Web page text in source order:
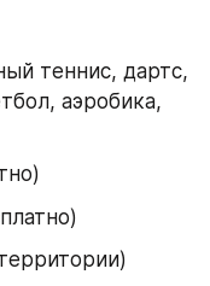
теннис, дартс,
аэробика,